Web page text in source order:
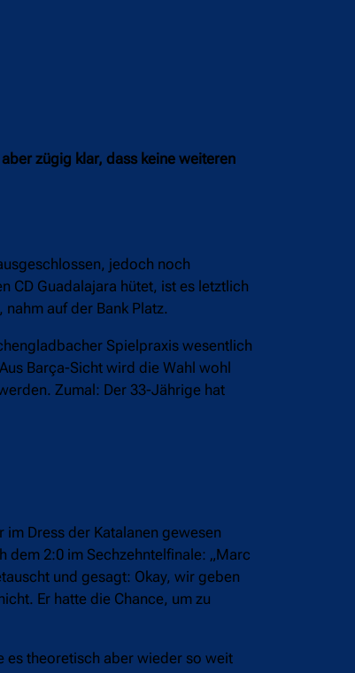
zügig klar, dass keine weiteren
jedoch noch
CD Guadalajara hütet, ist es letztlich
auf der Bank Platz.
Spielpraxis wesentlich
Barça-Sicht wird die Wahl wohl
Zumal: Der 33-Jährige hat
Dress der Katalanen gewesen
dem 2:0 im Sechzehntelfinale: „Marc
und gesagt: Okay, wir geben
Er hatte die Chance, um zu